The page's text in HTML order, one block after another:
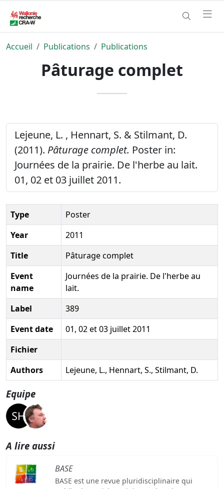
Accueil Publications Publications
Pâturage complet
Lejeune, L. , Hennart, S. & Stilmant, D.
(2011). Pâturage complet. Poster in:
Journées de la prairie. De l'herbe au lait.
01, 02 et 03 juillet 2011.
Type
Poster
Year
2011
Title
Pâturage complet
Event
name
Journées de la prairie. De l'herbe au
lait.
Label
389
Event date
01, 02 et 03 juillet 2011
Fichier
Authors
Lejeune, L., Hennart, S., Stilmant, D.
Equipe
A lire aussi
BASE
BASE est une revue pluridisciplinaire qui